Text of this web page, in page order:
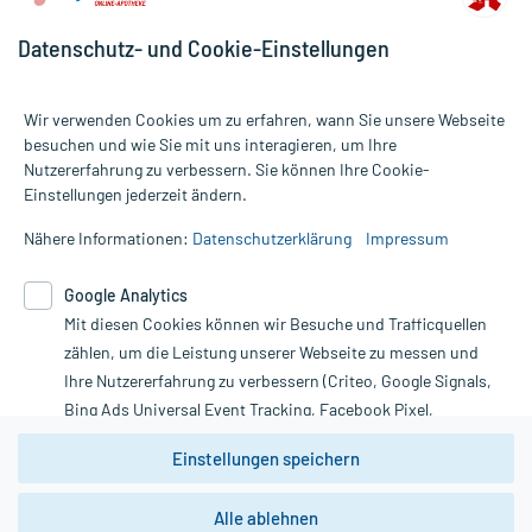
Alle Preise gelten inkl. MwSt., ggf. zzgl. Versandkosten
Informationen auf dieser Website werden ausschließlich für
die Untersuchung und Behandlung durch einen Arzt. Bitte
Therapien eingeleitet werden können. | Diese Webseite benutzt
Google Analytics. Lesen Sie bitte dazu die wichtigen Hinweise in
unserer Datenschutzerklärung. Für den Widerruf einer Bestellung
nutzen Sie das Formular:
Vertrag widerrufen
*Hinweise zu unseren Aktionen und Bewertungen
Datenschutz- und Cookie-Einstellungen
Wir verwenden Cookies um zu erfahren, wann Sie unsere Webseite
besuchen und wie Sie mit uns interagieren, um Ihre
Nutzererfahrung zu verbessern. Sie können Ihre Cookie-
Einstellungen jederzeit ändern.
Nähere Informationen: Datenschutzerklärung Impressum
Google Analytics
Mit diesen Cookies können wir Besuche und Trafficquellen
zählen, um die Leistung unserer Webseite zu messen und
Ihre Nutzererfahrung zu verbessern (Criteo, Google Signals,
Bing Ads Universal Event Tracking, Facebook Pixel,
Youtube-Social Plugin).
Wir weisen darauf hin, dass die
zwingend den Europäischen Anforderungen gem. EU-
Einstellungen speichern
Alle ablehnen